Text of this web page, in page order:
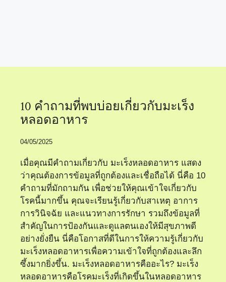
10 คำถามที่พบบ่อยเกี่ยวกับมะเร็ง
หลอดอาหาร
04/05/2025
เมื่อคุณมีคำถามเกี่ยวกับ มะเร็งหลอดอาหาร แสดง
ว่าคุณต้องการข้อมูลที่ถูกต้องและเชื่อถือได้ นี่คือ 10
คำถามที่มักถามกัน เพื่อช่วยให้คุณเข้าใจเกี่ยวกับ
โรคนี้มากขึ้น คุณจะเรียนรู้เกี่ยวกับสาเหตุ อาการ
การวินิจฉัย และแนวทางการรักษา รวมถึงข้อมูลที่
สำคัญในการป้องกันและดูแลตนเองให้มีสุขภาพดี
อย่างยั่งยืน นี่คือโอกาสที่ดีในการให้ความรู้เกี่ยวกับ
มะเร็งหลอดอาหารเพื่อความเข้าใจที่ถูกต้องและลึก
ซึ้งมากยิ่งขึ้น. มะเร็งหลอดอาหารคืออะไร? มะเร็ง
หลอดอาหารคือโรคมะเร็งที่เกิดขึ้นในหลอดอาหาร